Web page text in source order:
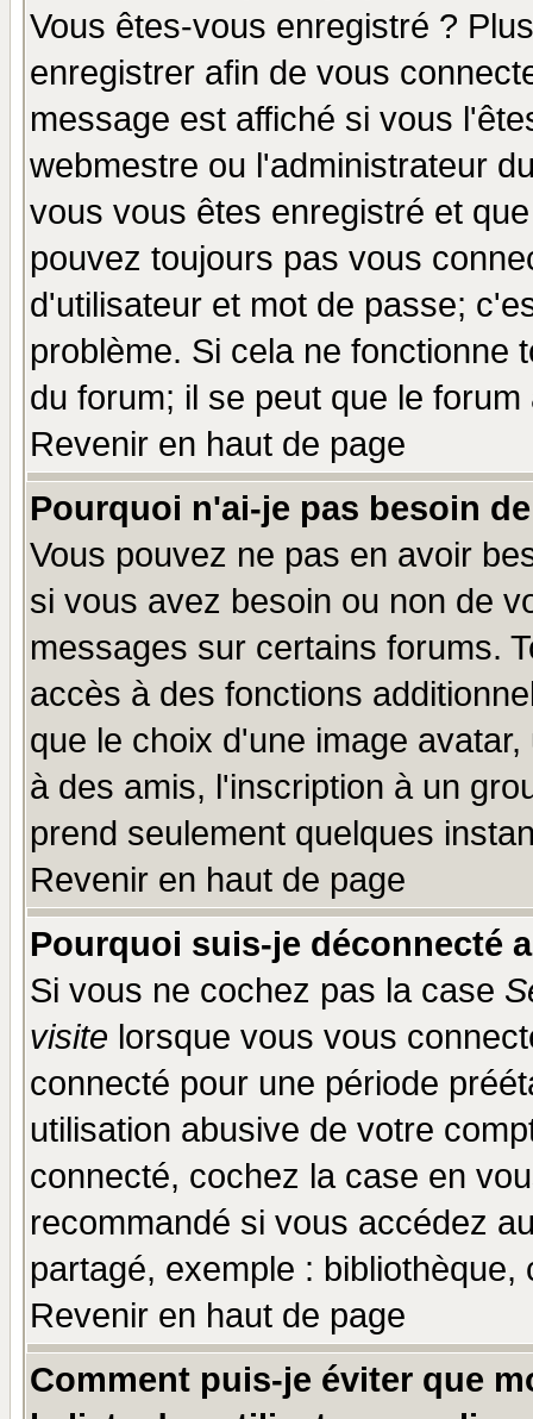
Vous êtes-vous enregistré ?
enregistrer afin de vous
message est affiché si vous
webmestre ou l'administrateur
vous vous êtes enregistré et
pouvez toujours pas vous
d'utilisateur et mot de passe;
problème. Si cela ne fonctionne
du forum; il se peut que le
Revenir en haut de page
Pourquoi n'ai-je pas besoin
Vous pouvez ne pas en avoir
si vous avez besoin ou non de
messages sur certains forums.
accès à des fonctions
que le choix d'une image
à des amis, l'inscription à un
prend seulement quelques
Revenir en haut de page
Pourquoi suis-je déconnecté
Si vous ne cochez pas la case
visite lorsque vous vous
connecté pour une période
utilisation abusive de votre
connecté, cochez la case en
recommandé si vous accédez
partagé, exemple :
Revenir en haut de page
Comment puis-je éviter que